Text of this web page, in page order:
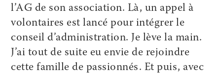
l’AG de son association. Là, un appel à
volontaires est lancé pour intégrer le
conseil d’administration. Je lève la main.
J’ai tout de suite eu envie de rejoindre
cette famille de passionnés. Et puis, avec